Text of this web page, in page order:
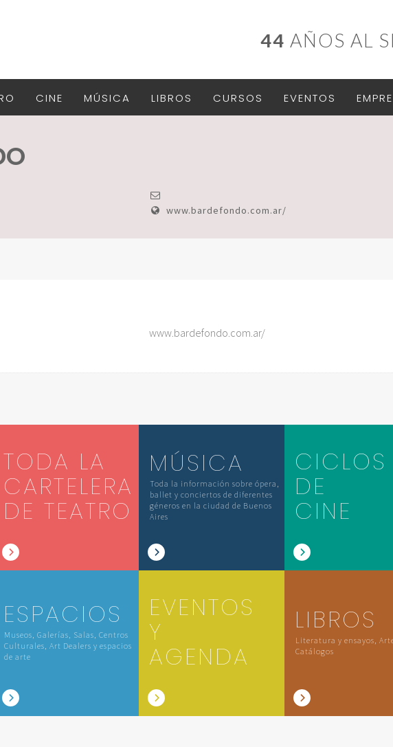
44 AÑOS AL
CINE MÚSICA LIBROS CURSOS EVENTOS
www.bardefondo.com.ar/
www.bardefondo.com.ar/
TODA LA
CARTELERA
DE TEATRO
MÚSICA
Toda la información sobre ópera,
ballet y conciertos de diferentes
géneros en la ciudad de Buenos
Aires
CICLOS
DE
CINE
ESPACIOS
Museos, Galerías, Salas, Centros
Culturales, Art Dealers y espacios
de arte
EVENTOS
Y
AGENDA
LIBROS
Literatura y ensayos,
Catálogos